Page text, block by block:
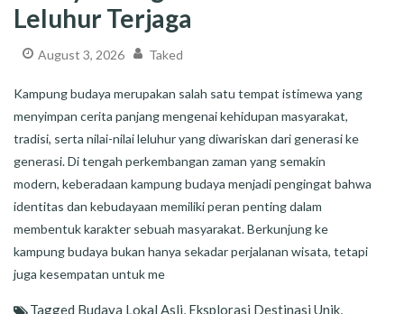
Leluhur Terjaga
August 3, 2026 Taked
Kampung budaya merupakan salah satu tempat istimewa yang
menyimpan cerita panjang mengenai kehidupan masyarakat,
tradisi, serta nilai-nilai leluhur yang diwariskan dari generasi ke
generasi. Di tengah perkembangan zaman yang semakin
modern, keberadaan kampung budaya menjadi pengingat bahwa
identitas dan kebudayaan memiliki peran penting dalam
membentuk karakter sebuah masyarakat. Berkunjung ke
kampung budaya bukan hanya sekadar perjalanan wisata, tetapi
juga kesempatan untuk me
Tagged Budaya Lokal Asli, Eksplorasi Destinasi Unik,